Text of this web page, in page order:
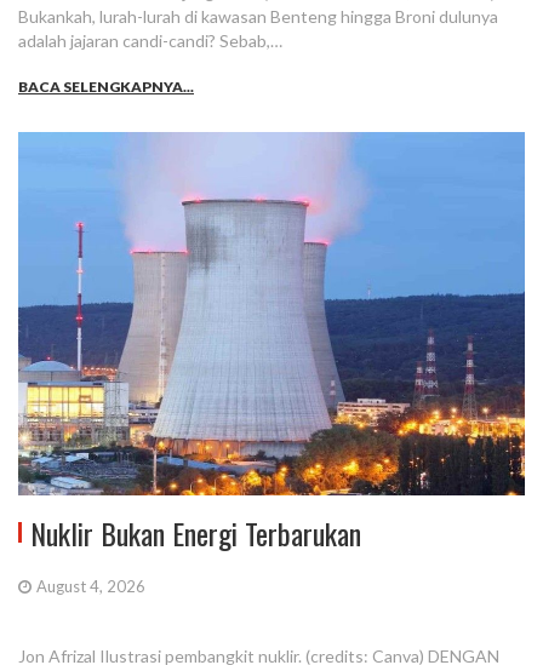
Bukankah, lurah-lurah di kawasan Benteng hingga Broni dulunya
adalah jajaran candi-candi? Sebab,…
BACA SELENGKAPNYA...
Nuklir Bukan Energi Terbarukan
August 4, 2026
Jon Afrizal Ilustrasi pembangkit nuklir. (credits: Canva) DENGAN